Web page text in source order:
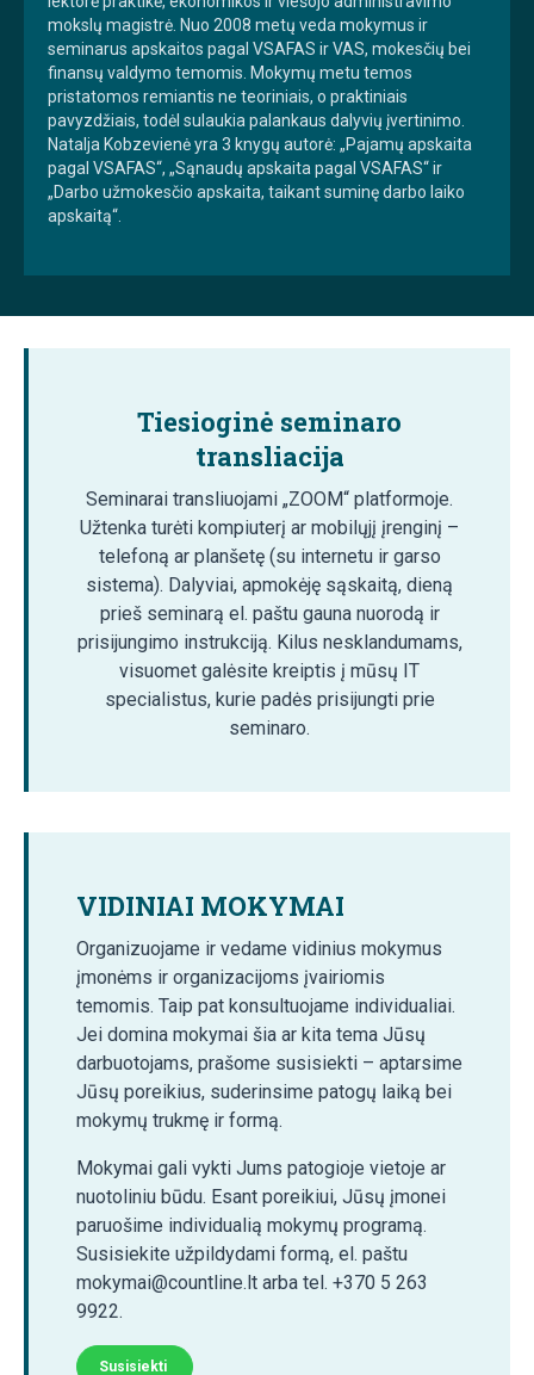
mokslų magistrė. Nuo 2008 metų veda mokymus ir
seminarus apskaitos pagal VSAFAS ir VAS, mokesčių bei
finansų valdymo temomis. Mokymų metu temos
pristatomos remiantis ne teoriniais, o praktiniais
pavyzdžiais, todėl sulaukia palankaus dalyvių įvertinimo.
Natalja Kobzevienė yra 3 knygų autorė: „Pajamų apskaita
pagal VSAFAS“, „Sąnaudų apskaita pagal VSAFAS“ ir
„Darbo užmokesčio apskaita, taikant suminę darbo laiko
apskaitą“.
Tiesioginė seminaro
transliacija
Seminarai transliuojami „ZOOM“ platformoje.
Užtenka turėti kompiuterį ar mobilųjį įrenginį –
telefoną ar planšetę (su internetu ir garso
sistema). Dalyviai, apmokėję sąskaitą, dieną
prieš seminarą el. paštu gauna nuorodą ir
prisijungimo instrukciją. Kilus nesklandumams,
visuomet galėsite kreiptis į mūsų IT
specialistus, kurie padės prisijungti prie
seminaro.
VIDINIAI MOKYMAI
Organizuojame ir vedame vidinius mokymus
įmonėms ir organizacijoms įvairiomis
temomis. Taip pat konsultuojame individualiai.
Jei domina mokymai šia ar kita tema Jūsų
darbuotojams, prašome susisiekti – aptarsime
Jūsų poreikius, suderinsime patogų laiką bei
mokymų trukmę ir formą.
Mokymai gali vykti Jums patogioje vietoje ar
nuotoliniu būdu. Esant poreikiui, Jūsų įmonei
paruošime individualią mokymų programą.
Susisiekite užpildydami formą, el. paštu
mokymai@countline.lt arba tel. +370 5 263
9922.
Susisiekti